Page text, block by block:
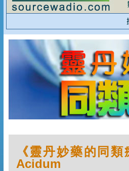
《靈丹妙藥的同
Acidum